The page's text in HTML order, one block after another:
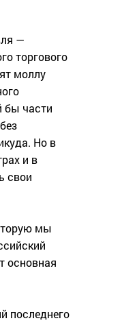
—
торгового
моллу
бы части
Но в
и в
свои
мы
основная
последнего